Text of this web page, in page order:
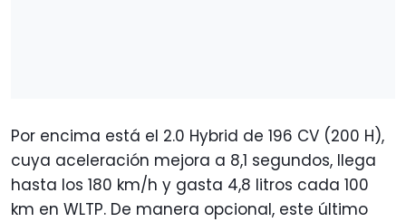
Por encima está el 2.0 Hybrid de 196 CV (200 H),
cuya aceleración mejora a 8,1 segundos, llega
hasta los 180 km/h y gasta 4,8 litros cada 100
km en WLTP. De manera opcional, este último